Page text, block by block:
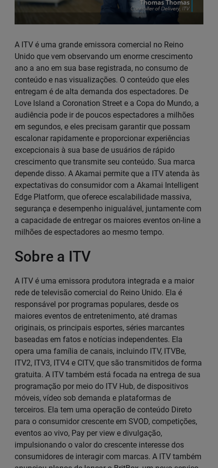
A ITV é uma grande emissora comercial no Reino
Unido que vem observando um enorme crescimento
ano a ano em sua base registrada, no consumo de
conteúdo e nas visualizações. O conteúdo que eles
entregam é de alta demanda dos espectadores. De
Love Island a Coronation Street e a Copa do Mundo, a
audiência pode ir de poucos espectadores a milhões
em segundos, e eles precisam garantir que possam
escalonar rapidamente e proporcionar experiências
excepcionais à sua base de usuários de rápido
crescimento que transmite seu conteúdo. Sua marca
depende disso. A Akamai permite que a ITV atenda às
expectativas do consumidor com a Akamai Intelligent
Edge Platform, que oferece escalabilidade massiva,
segurança e desempenho inigualável, juntamente com
a capacidade de entregar os maiores eventos on-line a
milhões de espectadores ao mesmo tempo.
Sobre a ITV
A ITV é uma emissora produtora integrada e a maior
rede de televisão comercial do Reino Unido. Ela é
responsável por programas populares, desde os
maiores eventos de entretenimento, até dramas
originais, os principais esportes, séries marcantes
baseadas em fatos e notícias independentes. Ela
opera uma família de canais, incluindo ITV, ITVBe,
ITV2, ITV3, ITV4 e CITV, que são transmitidos de forma
gratuita. A ITV também está focada na entrega de sua
programação por meio do ITV Hub, de dispositivos
móveis, vídeo sob demanda e plataformas de
terceiros. Ela tem uma operação de conteúdo Direto
para o consumidor crescente em SVOD, competições,
eventos ao vivo, Pay per view e divulgação,
impulsionando o valor do crescente interesse dos
consumidores de interagir com marcas. A ITV também